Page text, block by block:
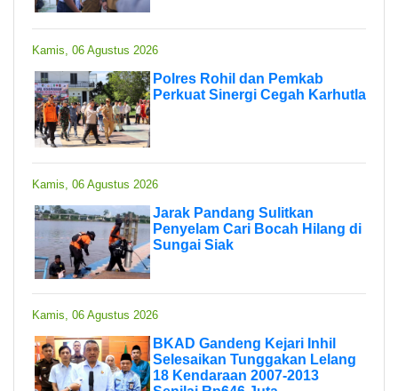
Kamis, 06 Agustus 2026
Polres Rohil dan Pemkab
Perkuat Sinergi Cegah Karhutla
Kamis, 06 Agustus 2026
Jarak Pandang Sulitkan
Penyelam Cari Bocah Hilang di
Sungai Siak
Kamis, 06 Agustus 2026
BKAD Gandeng Kejari Inhil
Selesaikan Tunggakan Lelang
18 Kendaraan 2007-2013